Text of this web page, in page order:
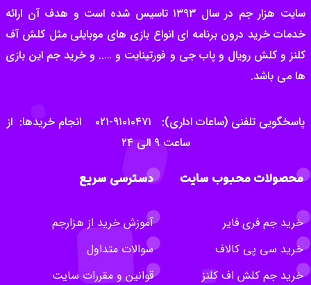
سایت هزار جم در سال ۱۳۹۳ تاسیس شده است و هدف آن ارائه
خدمات خرید درون برنامه ای انواع بازی های موبایلی مثل کلش آف
کلنز و کلش رویال و پاب جی و فورتینایت و ….. و خرید جم این بازی
ها می باشد.
پاسخگویی تلفنی (ساعات اداری): ۹۱۰۱۰۴۷۱-۰۲۱ انجام خریدها: از
ساعت ۹ الی ۲۴
محصولات محبوب سایت
خرید جم فری فایر
خرید سی پی کالاف
خرید جم کلش اف کلنز
دسترسی سریع
آموزش خرید از هزارجم
سوالات متداول
قوانین و مقررات سایت